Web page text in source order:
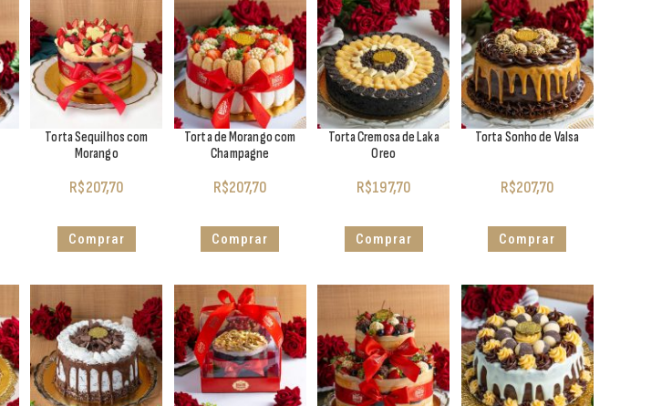
Torta Sequilhos com
Morango
R$207,70
Comprar
Torta de Morango com
Champagne
R$207,70
Comprar
Torta Cremosa de Laka
Oreo
R$197,70
Comprar
Torta Sonho de Valsa
R$207,70
Comprar